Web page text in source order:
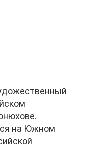
на Южном